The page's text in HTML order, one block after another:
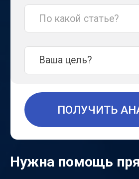
СРОЧНАЯ КОНСУЛЬТАЦИЯ
Константин
Гортаев
№78/7778